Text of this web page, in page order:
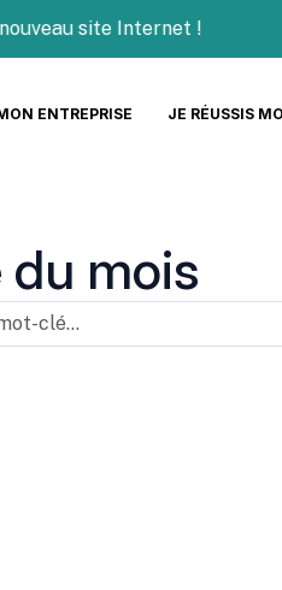
site Internet !
ENTREPRISE JE RÉUSSIS
mois